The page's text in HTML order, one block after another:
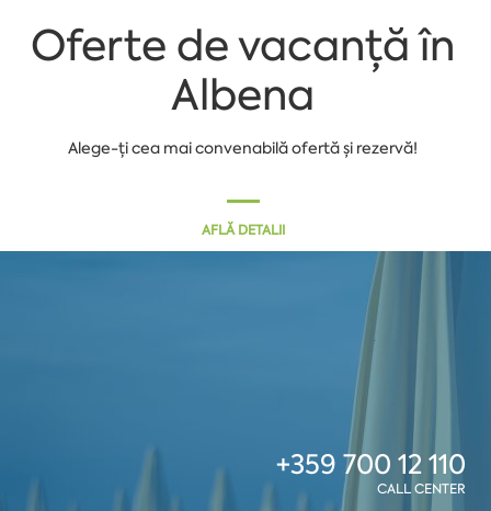
Oferte de vacanță în
Albena
Alege-ți cea mai convenabilă ofertă și rezervă!
AFLĂ DETALII
+359 700 12 110
CALL CENTER